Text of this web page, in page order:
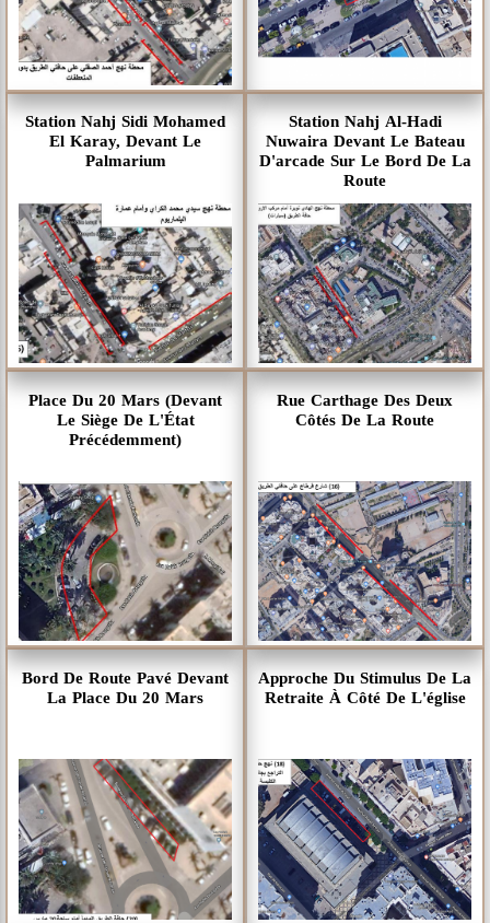
Station Nahj Al-Hadi
Nuwaira Devant Le Bateau
D'arcade Sur Le Bord De La
Route
Station Nahj Sidi Mohamed
El Karay, Devant Le
Palmarium
Rue Carthage Des Deux
Côtés De La Route
Place Du 20 Mars (devant
Le Siège De L'État
Précédemment)
Approche Du Stimulus De La
Retraite À Côté De L'église
Bord De Route Pavé Devant
La Place Du 20 Mars